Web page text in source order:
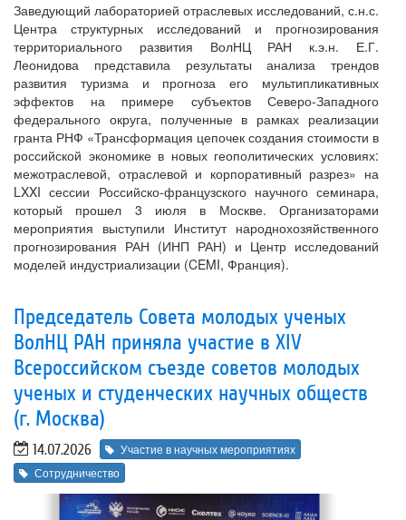
Заведующий лабораторией отраслевых исследований, с.н.с.
Центра структурных исследований и прогнозирования
территориального развития ВолНЦ РАН к.э.н. Е.Г.
Леонидова представила результаты анализа трендов
развития туризма и прогноза его мультипликативных
эффектов на примере субъектов Северо-Западного
федерального округа, полученные в рамках реализации
гранта РНФ «Трансформация цепочек создания стоимости в
российской экономике в новых геополитических условиях:
межотраслевой, отраслевой и корпоративный разрез» на
LXXI сессии Российско-французского научного семинара,
который прошел 3 июля в Москве. Организаторами
мероприятия выступили Институт народнохозяйственного
прогнозирования РАН (ИНП РАН) и Центр исследований
моделей индустриализации (CEMI, Франция).
Председатель Совета молодых ученых
ВолНЦ РАН приняла участие в XIV
Всероссийском съезде советов молодых
ученых и студенческих научных обществ
(г. Москва)
14.07.2026
Участие в научных мероприятиях
Сотрудничество